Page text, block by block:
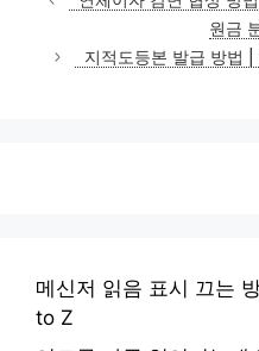
고
원금
지적도등본 발급 방법
메신저 읽음 표시 끄는
to Z